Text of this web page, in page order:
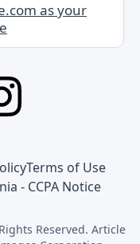
as your
Terms of Use
- CCPA Notice
Reserved. Article